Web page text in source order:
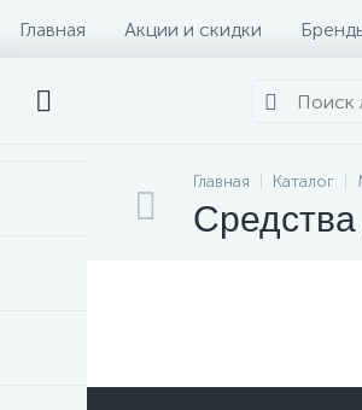
Главная Акции и скидки
Главная Каталог